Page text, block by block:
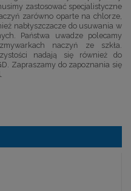
zastosować specjalistyczne
zarówno oparte na chlorze,
nabłyszczacze do usuwania w
Państwa uwadze polecamy
naczyń ze szkła.
nadają się również do
Zapraszamy do zapoznania się